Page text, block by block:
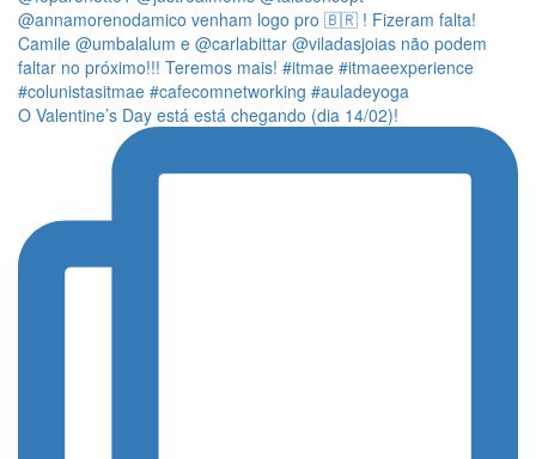
O Valentine’s Day está está chegando (dia 14/02)!